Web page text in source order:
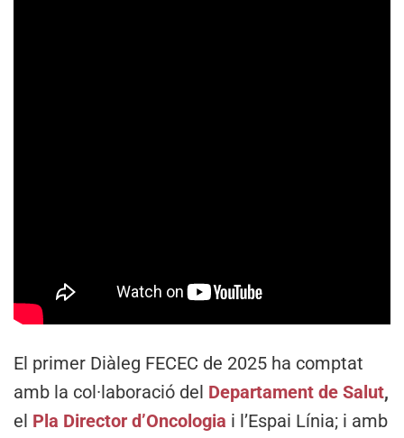
El primer Diàleg FECEC de 2025 ha comptat
amb la col·laboració del Departament de Salut,
el Pla Director d’Oncologia i l’Espai Línia; i amb